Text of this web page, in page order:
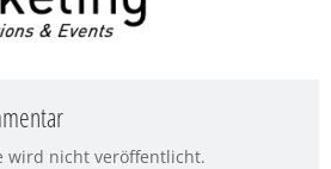
wird nicht veröffentlicht.